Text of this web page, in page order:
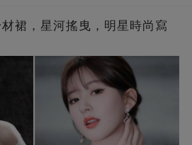
材裙，星河搖曳，明星時尚寫